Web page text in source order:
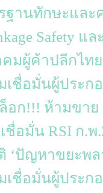
ฐานทักษะและ
Safety แ
คมผู้ค้าปลีกไท
เชื่อมั่นผู้ประก
อก!!! ห้ามขาย
ชื่อมั่น RSI ก.พ
‘ปัญหาขยะพล
เชื่อมั่นผู้ประก